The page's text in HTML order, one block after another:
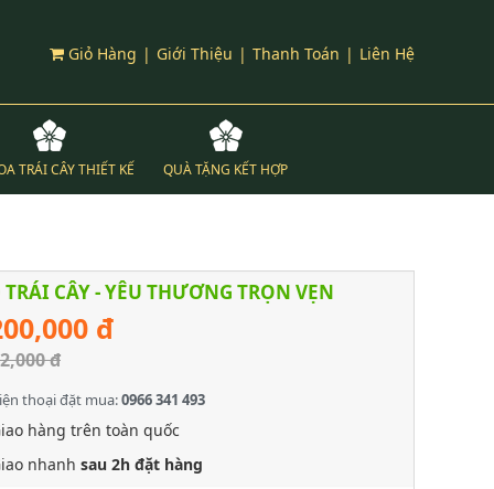
Giỏ Hàng | Giới Thiệu | Thanh Toán | Liên Hệ
TRÁI CÂY THIẾT KẾ QUÀ TẶNG KẾT HỢP
TRÁI CÂY - YÊU THƯƠNG TRỌN VẸN
đ
đ
thoại đặt mua:0966 341 493
hàng trên toàn quốc
nhanh sau 2h đặt hàng